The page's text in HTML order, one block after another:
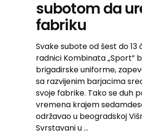
subotom da
fabriku
Svake subote od šest do 13
radnici Kombinata „Sport”
brigadirske uniforme,
sa razvijenim barjacima
svoje fabrike. Tako se duh
vremena krajem
održavao u beogradskoj
Svrstavani u